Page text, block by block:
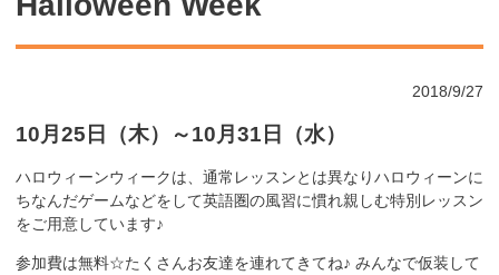
2018/9/27
10月 25 日（木）～10月 31 日（水）
ハロウィーンウィークは、通常レッスンとは異なりハロウィーンに
ちなんだゲームなどをして英語圏の風習に慣れ親しむ特別レッスン
をご用意しています♪
参加費は無料☆たくさんお友達を連れてきてね♪ みんなで仮装して